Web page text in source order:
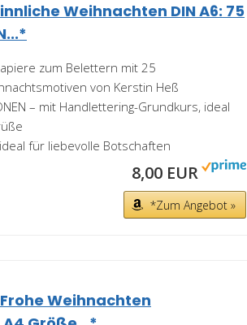
Weihnachten DIN A6: 75
zum Belettern mit 25
von Kerstin Heß
– mit Handlettering-Grundkurs, ideal
ideal für liebevolle Botschaften
8,00 EUR
*Zum Angebot »
Weihnachten